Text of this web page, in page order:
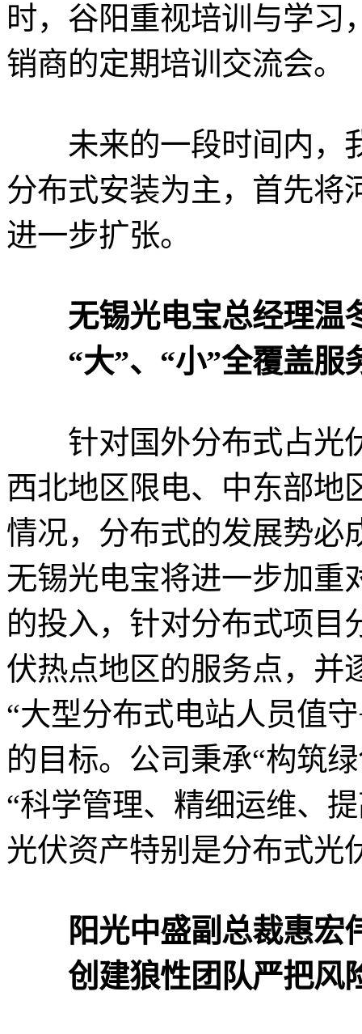
时，谷阳重视培训与学习
销商的定期培训交流会。
未来的一段时间内，
分布式安装为主，首先将
进一步扩张。
无锡光电宝总经理温
“大”、“小”全覆盖服
针对国外分布式占光
西北地区限电、中东部地
情况，分布式的发展势必
无锡光电宝将进一步加重
的投入，针对分布式项目
伏热点地区的服务点，并
“大型分布式电站人员值
的目标。公司秉承“构筑
“科学管理、精细运维、
光伏资产特别是分布式光
阳光中盛副总裁惠宏
创建狼性团队严把风